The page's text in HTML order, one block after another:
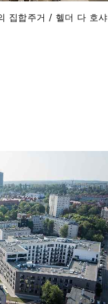
집합주거 / 헬더 다 호샤